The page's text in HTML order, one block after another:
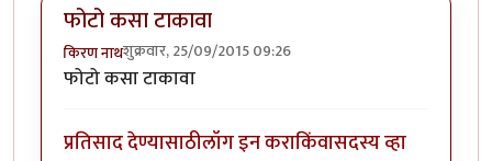
फोटो कसा टाकावा
किरण नाथशुक्रवार, 25/09/2015 09:26
फोटो कसा टाकावा
प्रतिसाद देण्यासाठीलॉग इन कराकिंवासदस्य व्हा